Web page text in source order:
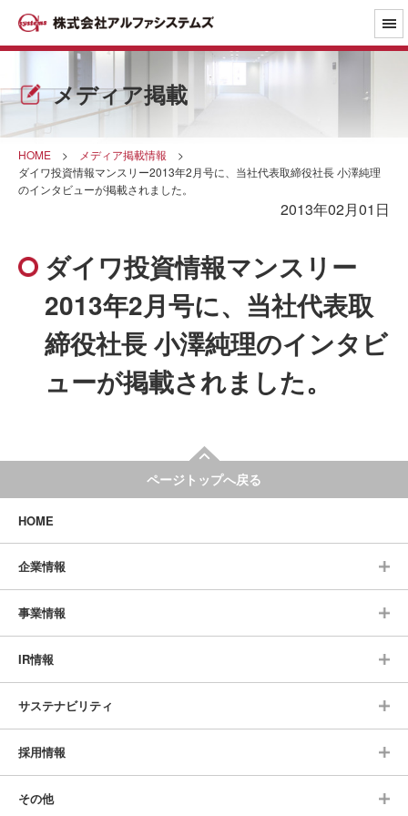
メディア掲載
HOME > メディア掲載情報 >
ダイワ投資情報マンスリー2013年2月号に、当社代表取締役社長 小澤純理
のインタビューが掲載されました。
2013年02月01日
ダイワ投資情報マンスリー
2013年2月号に、当社代表取
締役社長 小澤純理のインタビ
ューが掲載されました。
ページトップへ戻る
HOME
企業情報
事業情報
IR情報
サステナビリティ
採用情報
その他